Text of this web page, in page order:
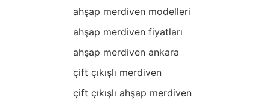
ahşap merdiven modelleri
ahşap merdiven fiyatları
ahşap merdiven ankara
çift çıkışlı merdiven
çift çıkışlı ahşap merdiven